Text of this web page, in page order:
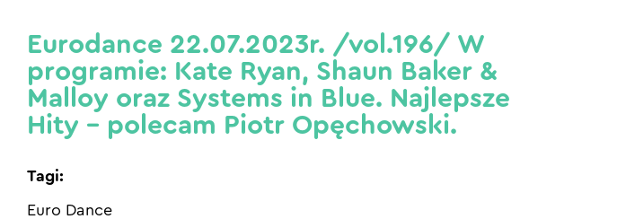
Eurodance 22.07.2023r. /vol.196/ W
programie: Kate Ryan, Shaun Baker &
Malloy oraz Systems in Blue. Najlepsze
Hity – polecam Piotr Opęchowski.
Tagi:
Euro Dance